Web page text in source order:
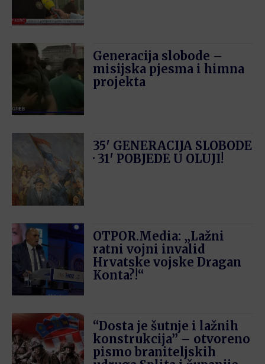
Generacija slobode –
misijska pjesma i himna
projekta
35′ GENERACIJA SLOBODE
· 31′ POBJEDE U OLUJI!
OTPOR.Media: „Lažni
ratni vojni invalid
Hrvatske vojske Dragan
Konta?!“
“Dosta je šutnje i lažnih
konstrukcija” – otvoreno
pismo braniteljskih